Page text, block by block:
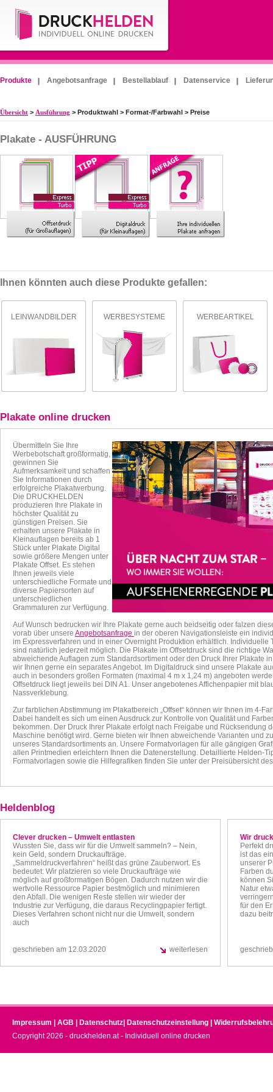
Produkte Angebotsanfrage Bestellablauf Datenservice
Übersicht > Ausführung > Produktwahl > Format-/Farbwahl > Preise
Plakate - AUSFÜHRUNG
Ihnen könnten auch diese Produkte gefallen:
LEINWANDBILDER WERBESYSTEME WERBEARTIKEL
Plakate online drucken
Übermitteln Sie Ihre
Werbebotschaft großformatig,
gewinnen Sie
Aufmerksamkeit und schaffen
Sie Informationen durch
erfolgreiche Plakatwerbung.
Die DRUCKHELDEN
produzieren Ihre Plakate in
höchster Qualität zu
günstigen Preisen. Sie
erhalten unsere Plakate in
Kleinauflagen bereits ab 1
Stück unter Plakate Digital
sowie größere Mengen unter
Plakate Offset. Es stehen
Ihnen jeweils viele
unterschiedliche Formate und
diverse Papiersorten auf
unterschiedlichen
Grammaturen zur Verfügung.
Auf Wunsch bedrucken wir Ihre Plakate gerne auch beidseitig oder falzen
vorab über unsere Angebotsanfrage in der oberen Navigationsleiste ein
im Expressverfahren und in einer Overnight Produktion erhältlich.
sind natürlich jederzeit möglich. Die Plakate im Offsetdruck sind die richtige
abweichende Auflagen zum Standardsortiment oder den Druck Ihrer Plakate
wir Ihnen gerne ein separates Angebot. Im Digitaldruck sind unsere Plakate
auch in besonders großen Formaten (maximal 4 m x 1,24 m) angeboten
Offsetdruck liegt jeweils bei DIN A1. Unser angebotenes Affichenpapier mit
Nassverklebung.
Zur farblichen Abstimmung im Plakatbereich „Offset“ können wir Ihnen im 4-
Dabei handelt es sich um einen Ausdruck zur Kontrolle von Qualität und
bekommen. Der Druck Ihrer Plakate erfolgt nach Freigabe und Rücksendung
Maschine benötigt wird. Gerne bieten wir Ihnen abweichende Varianten und
unseres Standardsortiments an. Unsere Formatvorlagen für alle gängigen
allen Printmedien erleichtern Ihnen die Datenerstellung. Detaillierte Helden-
Formatvorlagen sowie die Hilfegrafiken finden Sie unter der Preisübersicht
Heldenblog
Clever drucken – Umwelt entlasten
Wussten Sie, dass wir für die Umwelt sammeln? – Nein,
kein Geld, sondern Druckaufträge.
„Sammeldruckverfahren“ heißt das grüne Zauberwort. Es
bedeutet: Wir platzieren so viele Druckaufträge wie
möglich auf großformatigen Bögen. Dadurch nutzen wir die
wertvolle Ressource Papier bestmöglich und minimieren
den Abfall. Die wenigen Reste stellen wir wieder der
Industrie zur Verfügung, die daraus Recyclingpapier fertigt.
Dieses Verfahren schont nicht nur die Umwelt, sondern
auch
geschrieben am 12.03.2020 weiterlesen
Wir
Perfekt
ist das
unserer
Farben
können
Natur
für den
dazu
Impressum AGB Datenschutz Datenschutzeinstellung
Copyright 2026 - druckhelden.at - Individuell online drucken